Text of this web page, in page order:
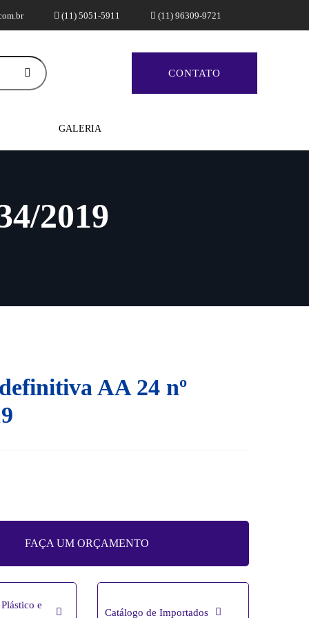
(11) 5051-5911 (11) 96309-9721
CONTATO
GALERIA
2019
AA 24 nº
FAÇA UM ORÇAMENTO
e
Catálogo de Importados